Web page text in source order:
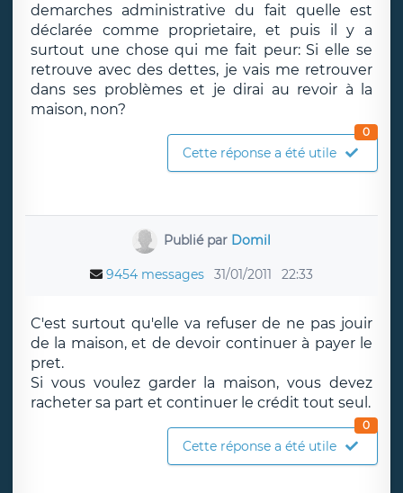
demarches administrative du fait quelle est
déclarée comme proprietaire, et puis il y a
surtout une chose qui me fait peur: Si elle se
retrouve avec des dettes, je vais me retrouver
dans ses problèmes et je dirai au revoir à la
maison, non?
Cette réponse a été utile
0
Publié par Domil
9454 messages 31/01/2011 22:33
C'est surtout qu'elle va refuser de ne pas jouir
de la maison, et de devoir continuer à payer le
pret.
Si vous voulez garder la maison, vous devez
racheter sa part et continuer le crédit tout seul.
Cette réponse a été utile
0